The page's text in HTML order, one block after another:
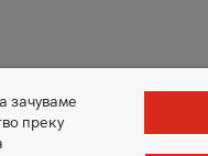
зачуваме
преку